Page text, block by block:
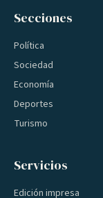
Secciones
Política
Sociedad
Economía
Deportes
Turismo
Servicios
Edición impresa